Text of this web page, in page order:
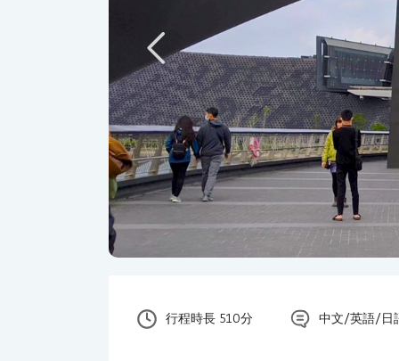
行程時長 510分 中文/英語/日